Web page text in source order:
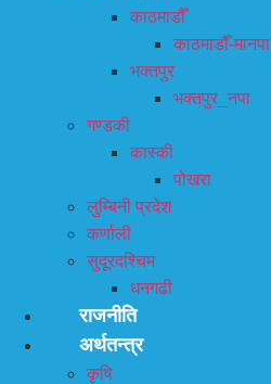
काठमाडौँ
काठमाडौँ-मानपा
भक्तपुर
भक्तपुर_नपा
गण्डकी
कास्की
पोखरा
लुम्बिनी प्रदेश
कर्णाली
सुदूरदश्चिम
धनगढी
राजनीति
अर्थतन्त्र
कृषि